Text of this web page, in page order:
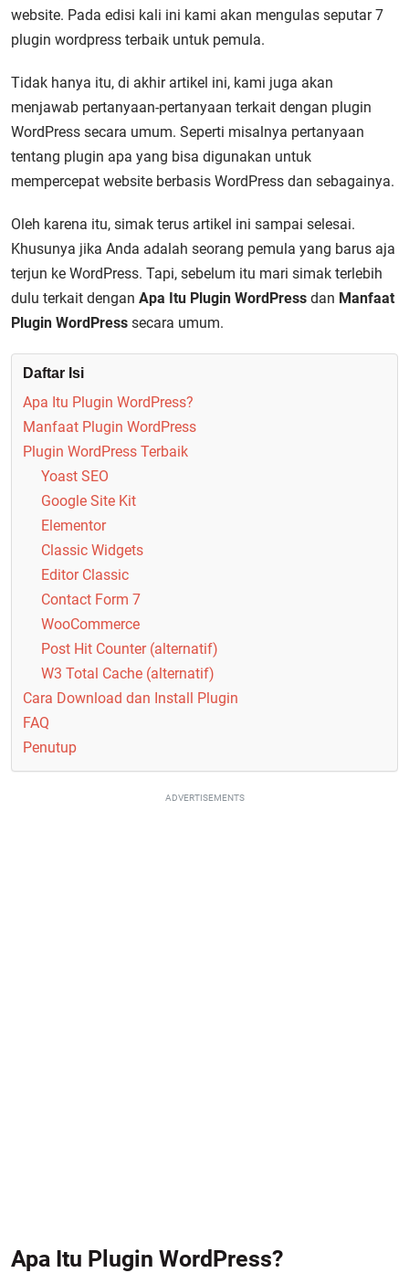
website. Pada edisi kali ini kami akan mengulas seputar 7
plugin wordpress terbaik untuk pemula.
Tidak hanya itu, di akhir artikel ini, kami juga akan
menjawab pertanyaan-pertanyaan terkait dengan plugin
WordPress secara umum. Seperti misalnya pertanyaan
tentang plugin apa yang bisa digunakan untuk
mempercepat website berbasis WordPress dan sebagainya.
Oleh karena itu, simak terus artikel ini sampai selesai.
Khusunya jika Anda adalah seorang pemula yang barus aja
terjun ke WordPress. Tapi, sebelum itu mari simak terlebih
dulu terkait dengan Apa Itu Plugin WordPress dan Manfaat
Plugin WordPress secara umum.
Daftar Isi
Apa Itu Plugin WordPress?
Manfaat Plugin WordPress
Plugin WordPress Terbaik
Yoast SEO
Google Site Kit
Elementor
Classic Widgets
Editor Classic
Contact Form 7
WooCommerce
Post Hit Counter (alternatif)
W3 Total Cache (alternatif)
Cara Download dan Install Plugin
FAQ
Penutup
ADVERTISEMENTS
Apa Itu Plugin WordPress?